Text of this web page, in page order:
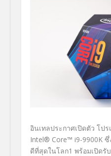
อินเทลประกาศเปิดตัว โป
Intel® Core™ i9-9900K ซึ่
ดีที่สุดในโลก1 พร้อมเปิดรั